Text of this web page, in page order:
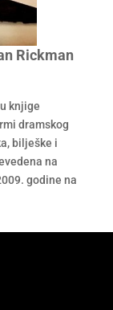
Rickman
knjige
dramskog
bilješke i
na
godine na